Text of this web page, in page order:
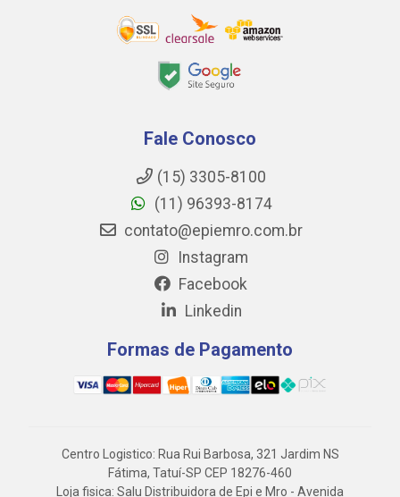
Fale Conosco
(15) 3305-8100
(11) 96393-8174
contato@epiemro.com.br
Instagram
Facebook
Linkedin
Formas de Pagamento
Centro Logistico: Rua Rui Barbosa, 321 Jardim NS
Fátima, Tatuí-SP CEP 18276-460
Loja fisica: Salu Distribuidora de Epi e Mro - Avenida